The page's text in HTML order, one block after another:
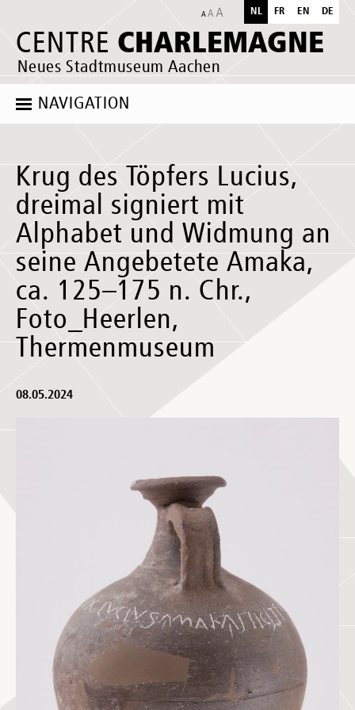
CENTRE CHARLEMAGNE
Neues Stadtmuseum Aachen
NL FR EN DE
NAVIGATION
Krug des Töpfers Lucius,
dreimal signiert mit
Alphabet und Widmung an
seine Angebetete Amaka,
ca. 125–175 n. Chr.,
Foto_Heerlen,
Thermenmuseum
08.05.2024